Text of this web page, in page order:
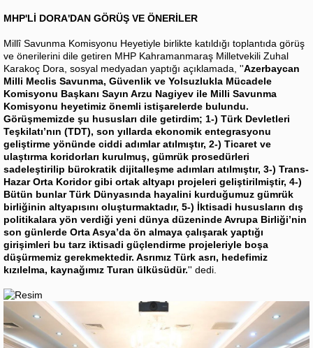
MHP'Lİ DORA'DAN GÖRÜŞ VE ÖNERİLER
Millî Savunma Komisyonu Heyetiyle birlikte katıldığı toplantıda görüş
ve önerilerini dile getiren MHP Kahramanmaraş Milletvekili Zuhal
Karakoç Dora, sosyal medyadan yaptığı açıklamada, ''Azerbaycan
Milli Meclis Savunma, Güvenlik ve Yolsuzlukla Mücadele
Komisyonu Başkanı Sayın Arzu Nagiyev ile Milli Savunma
Komisyonu heyetimiz önemli istişarelerde bulundu.
Görüşmemizde şu hususları dile getirdim; 1-) Türk Devletleri
Teşkilatı’nın (TDT), son yıllarda ekonomik entegrasyonu
geliştirme yönünde ciddi adımlar atılmıştır, 2-) Ticaret ve
ulaştırma koridorları kurulmuş, gümrük prosedürleri
sadeleştirilip bürokratik dijitalleşme adımları atılmıştır, 3-) Trans-
Hazar Orta Koridor gibi ortak altyapı projeleri geliştirilmiştir, 4-)
Bütün bunlar Türk Dünyasında hayalini kurduğumuz gümrük
birliğinin altyapısını oluşturmaktadır, 5-) İktisadi hususların dış
politikalara yön verdiği yeni dünya düzeninde Avrupa Birliği’nin
son günlerde Orta Asya’da ön almaya çalışarak yaptığı
girişimleri bu tarz iktisadi güçlendirme projeleriyle boşa
düşürmemiz gerekmektedir. Asrımız Türk asrı, hedefimiz
kızılelma, kaynağımız Turan ülküsüdür.'' dedi.